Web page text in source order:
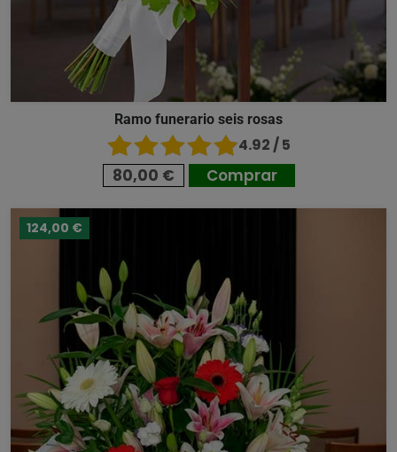
Ramo funerario seis rosas
4.92 / 5
80,00 € Comprar
124,00 €